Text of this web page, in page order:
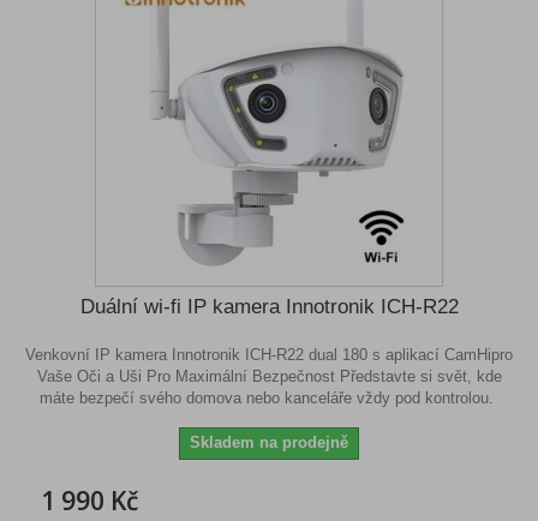
Duální wi-fi IP kamera Innotronik ICH-R22
Venkovní IP kamera Innotronik ICH-R22 dual 180 s aplikací CamHipro
Vaše Oči a Uši Pro Maximální Bezpečnost Představte si svět, kde
máte bezpečí svého domova nebo kanceláře vždy pod kontrolou.
Skladem na prodejně
1 990 Kč